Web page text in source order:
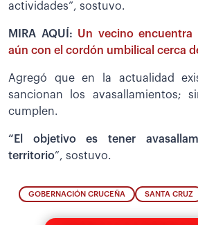
actividades”, sostuvo.
MIRA AQUÍ: Un vecino
aún con el cordón umbilical cerca
Agregó que en la actualidad
sancionan los avasallamientos;
cumplen.
“El objetivo es tener
territorio”, sostuvo.
GOBERNACIÓN CRUCEÑA SANTA CRUZ